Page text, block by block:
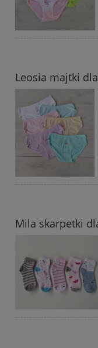
Leosia majtki
Mila skarpetki